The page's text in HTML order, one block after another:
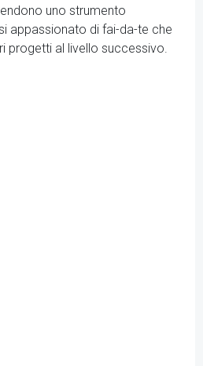
uno strumento
appassionato di fai-da-te che
progetti al livello successivo.